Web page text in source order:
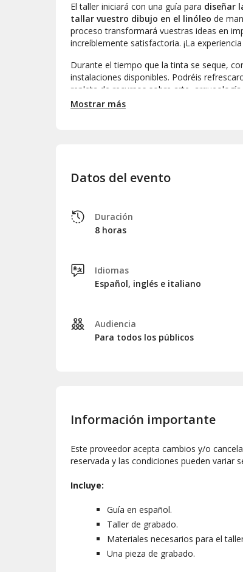
El taller iniciará con una guía para diseñar
tallar vuestro dibujo en el linóleo de
proceso transformará vuestras ideas en
increíblemente satisfactoria. ¡La
Durante el tiempo que la tinta se seque,
instalaciones disponibles. Podréis
repleta de recursos sobre arte,
En este intervalo, tendréis la opción de
Mostrar más
Datos del evento
Duración
8 horas
Idiomas
Español, inglés e italiano
Audiencia
Para todos los públicos
Información importante
Este proveedor acepta cambios y/o
reservada y las condiciones pueden variar
Incluye:
Guía en español.
Taller de grabado.
Materiales necesarios para el
Una pieza de grabado.